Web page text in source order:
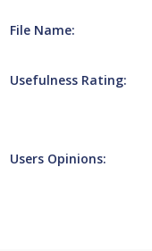
File Name:
Usefulness Rating:
Users Opinions: